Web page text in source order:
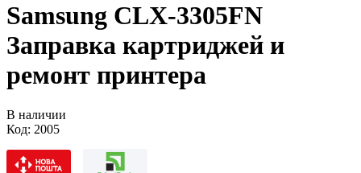
Samsung CLX-3305FN
Заправка картриджей и
ремонт принтера
В наличии
Код: 2005